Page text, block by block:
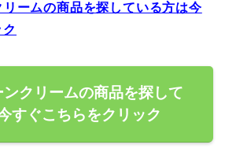
ームの商品を探している方は今
クリームの商品を探して
すぐこちらをクリック